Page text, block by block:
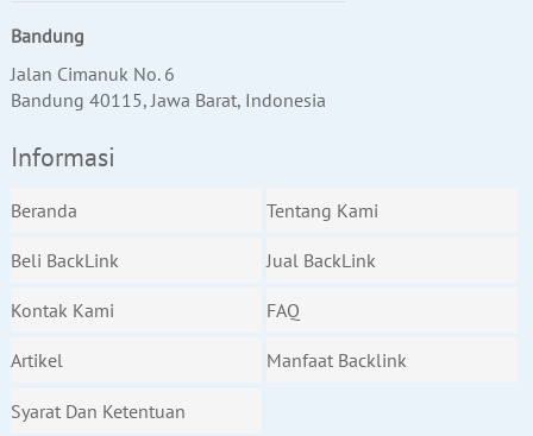
Bandung
Jalan Cimanuk No. 6
Bandung 40115, Jawa Barat, Indonesia
Informasi
Beranda Tentang Kami
Beli BackLink Jual BackLink
Kontak Kami FAQ
Artikel Manfaat Backlink
Syarat Dan Ketentuan